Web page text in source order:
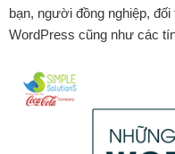
bạn, người đồng nghiệp,
WordPress cũng như các